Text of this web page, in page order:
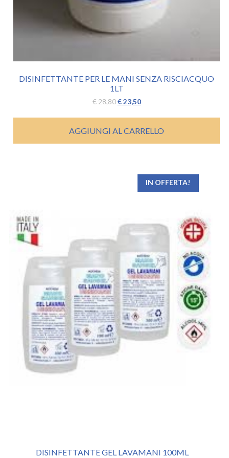
DISINFETTANTE PER LE MANI SENZA RISCIACQUO
1LT
€28,80 Il
originale
era:
€ 28,80.
€23,50Il
attuale
è:
€ 23,50.
AGGIUNGI AL CARRELLO
IN OFFERTA!
DISINFETTANTE GEL LAVAMANI 100ML